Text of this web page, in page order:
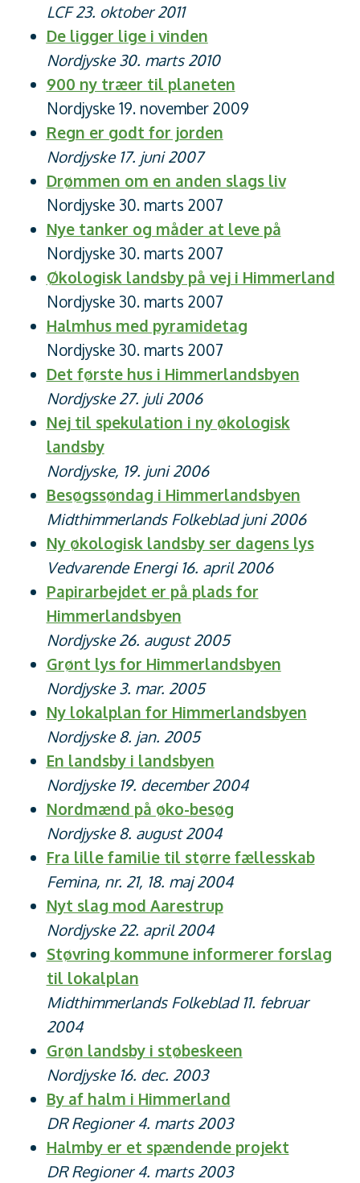
LCF 23. oktober 2011
De ligger lige i vinden
Nordjyske 30. marts 2010
900 ny træer til planeten
Nordjyske 19. november 2009
Regn er godt for jorden
Nordjyske 17. juni 2007
Drømmen om en anden slags liv
Nordjyske 30. marts 2007
Nye tanker og måder at leve på
Nordjyske 30. marts 2007
Økologisk landsby på vej i Himmerland
Nordjyske 30. marts 2007
Halmhus med pyramidetag
Nordjyske 30. marts 2007
Det første hus i Himmerlandsbyen
Nordjyske 27. juli 2006
Nej til spekulation i ny økologisk
landsby
Nordjyske, 19. juni 2006
Besøgssøndag i Himmerlandsbyen
Midthimmerlands Folkeblad juni 2006
Ny økologisk landsby ser dagens lys
Vedvarende Energi 16. april 2006
Papirarbejdet er på plads for
Himmerlandsbyen
Nordjyske 26. august 2005
Grønt lys for Himmerlandsbyen
Nordjyske 3. mar. 2005
Ny lokalplan for Himmerlandsbyen
Nordjyske 8. jan. 2005
En landsby i landsbyen
Nordjyske 19. december 2004
Nordmænd på øko-besøg
Nordjyske 8. august 2004
Fra lille familie til større fællesskab
Femina, nr. 21, 18. maj 2004
Nyt slag mod Aarestrup
Nordjyske 22. april 2004
Støvring kommune informerer forslag
til lokalplan
Midthimmerlands Folkeblad 11. februar
2004
Grøn landsby i støbeskeen
Nordjyske 16. dec. 2003
By af halm i Himmerland
DR Regioner 4. marts 2003
Halmby er et spændende projekt
DR Regioner 4. marts 2003